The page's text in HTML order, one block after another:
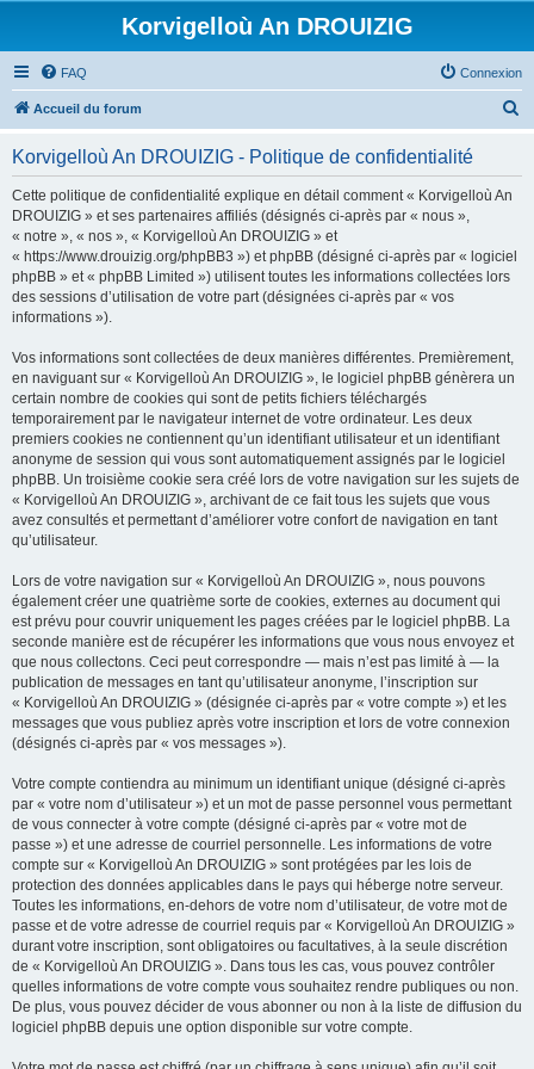
Korvigelloù An DROUIZIG
FAQ Connexion
Accueil du forum
Korvigelloù An DROUIZIG - Politique de confidentialité
Cette politique de confidentialité explique en détail comment « Korvigelloù An
DROUIZIG » et ses partenaires affiliés (désignés ci-après par « nous »,
« notre », « nos », « Korvigelloù An DROUIZIG » et
« https://www.drouizig.org/phpBB3 ») et phpBB (désigné ci-après par « logiciel
phpBB » et « phpBB Limited ») utilisent toutes les informations collectées lors
des sessions d’utilisation de votre part (désignées ci-après par « vos
informations »).
Vos informations sont collectées de deux manières différentes. Premièrement,
en naviguant sur « Korvigelloù An DROUIZIG », le logiciel phpBB génèrera un
certain nombre de cookies qui sont de petits fichiers téléchargés
temporairement par le navigateur internet de votre ordinateur. Les deux
premiers cookies ne contiennent qu’un identifiant utilisateur et un identifiant
anonyme de session qui vous sont automatiquement assignés par le logiciel
phpBB. Un troisième cookie sera créé lors de votre navigation sur les sujets de
« Korvigelloù An DROUIZIG », archivant de ce fait tous les sujets que vous
avez consultés et permettant d’améliorer votre confort de navigation en tant
qu’utilisateur.
Lors de votre navigation sur « Korvigelloù An DROUIZIG », nous pouvons
également créer une quatrième sorte de cookies, externes au document qui
est prévu pour couvrir uniquement les pages créées par le logiciel phpBB. La
seconde manière est de récupérer les informations que vous nous envoyez et
que nous collectons. Ceci peut correspondre — mais n’est pas limité à — la
publication de messages en tant qu’utilisateur anonyme, l’inscription sur
« Korvigelloù An DROUIZIG » (désignée ci-après par « votre compte ») et les
messages que vous publiez après votre inscription et lors de votre connexion
(désignés ci-après par « vos messages »).
Votre compte contiendra au minimum un identifiant unique (désigné ci-après
par « votre nom d’utilisateur ») et un mot de passe personnel vous permettant
de vous connecter à votre compte (désigné ci-après par « votre mot de
passe ») et une adresse de courriel personnelle. Les informations de votre
compte sur « Korvigelloù An DROUIZIG » sont protégées par les lois de
protection des données applicables dans le pays qui héberge notre serveur.
Toutes les informations, en-dehors de votre nom d’utilisateur, de votre mot de
passe et de votre adresse de courriel requis par « Korvigelloù An DROUIZIG »
durant votre inscription, sont obligatoires ou facultatives, à la seule discrétion
de « Korvigelloù An DROUIZIG ». Dans tous les cas, vous pouvez contrôler
quelles informations de votre compte vous souhaitez rendre publiques ou non.
De plus, vous pouvez décider de vous abonner ou non à la liste de diffusion du
logiciel phpBB depuis une option disponible sur votre compte.